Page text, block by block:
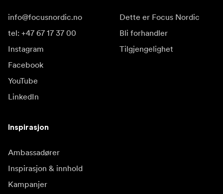
info@focusnordic.no
tel: +47 67 17 37 00
Instagram
Facebook
YouTube
LinkedIn
Dette er Focus Nordic
Bli forhandler
Tilgjengelighet
Inspirasjon
Ambassadører
Inspirasjon & innhold
Kampanjer